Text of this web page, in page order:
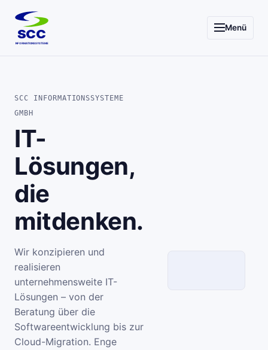
SCC
INFORMATIONSSYSTEME
Menü
SCC INFORMATIONSSYSTEME
GMBH
IT-
Lösungen,
die
mitdenken.
Wir konzipieren und
realisieren
unternehmensweite IT-
Lösungen – von der
Beratung über die
Softwareentwicklung bis zur
Cloud-Migration. Enge